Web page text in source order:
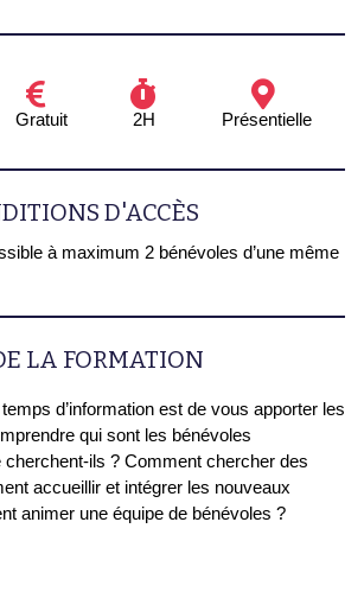
Gratuit 2H Présentielle
D'ACCÈS
à maximum 2 bénévoles d’une même
LA FORMATION
d’information est de vous apporter les
qui sont les bénévoles
cherchent-ils ? Comment chercher des
accueillir et intégrer les nouveaux
animer une équipe de bénévoles ?